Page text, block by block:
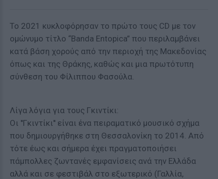
To 2021 κυκλοφόρησαν το πρώτο τους CD με τον
ομώνυμο τίτλο “Banda Entopica” που περιλαμβάνει
κατά βάση χορούς από την περιοχή της Μακεδονίας
όπως και της Θράκης, καθώς και μια πρωτότυπη
σύνθεση του Φίλιππου Φασούλα.
Λίγα λόγια για τους Γκιντίκι:
Οι ''Γκιντίκι'' είναι ένα πειραματικό μουσικό σχήμα
που δημιουργήθηκε στη Θεσσαλονίκη το 2014. Από
τότε έως και σήμερα έχει πραγματοποιήσει
πάμπολλες ζωντανές εμφανίσεις ανά την Ελλάδα
αλλά και σε φεστιβάλ στο εξωτερικό (Γαλλία,